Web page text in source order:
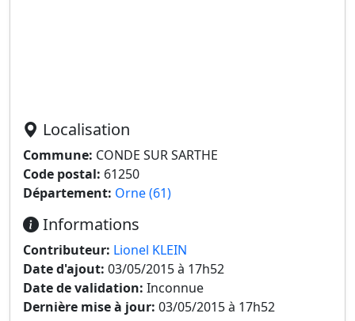
Localisation
Commune: CONDE SUR SARTHE
Code postal: 61250
Département: Orne (61)
Informations
Contributeur: Lionel KLEIN
Date d'ajout: 03/05/2015 à 17h52
Date de validation: Inconnue
Dernière mise à jour: 03/05/2015 à 17h52